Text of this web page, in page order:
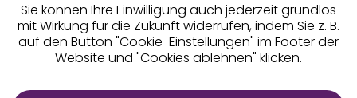
Beratung
Über uns
Sie können Ihre Einwilligung auch jederzeit grundlos
mit Wirkung für die Zukunft widerrufen, indem Sie z. B.
auf den Button "Cookie-Einstellungen" im Footer der
Website und "Cookies ablehnen" klicken.